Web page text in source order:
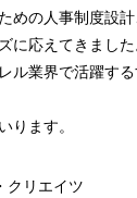
めの人事制度設計
に応えてきました
ル業界で活躍す
ります。
クリエイツ